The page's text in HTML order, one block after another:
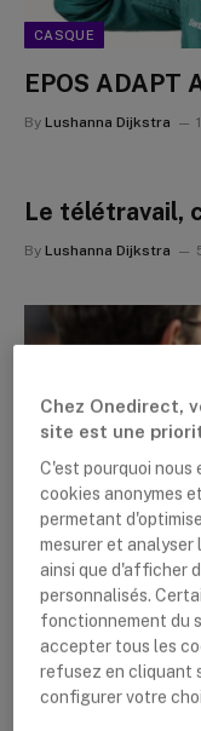
CASQUE
EPOS ADAPT
By Lushanna Dijkstra
Le télétravail,
By Lushanna Dijkstra
CASQUE
EPOS
audios pour
Lushanna Dijkstra
Chez Onedirect,
site est une
C'est pourquoi nous
cookies anonymes
permetant
mesurer et
ainsi que d'afficher
personnalisés.
fonctionnement du
accepter tous les
refusez en cliquant
configurer votre